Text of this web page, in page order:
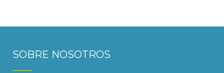
SOBRE NOSOTROS